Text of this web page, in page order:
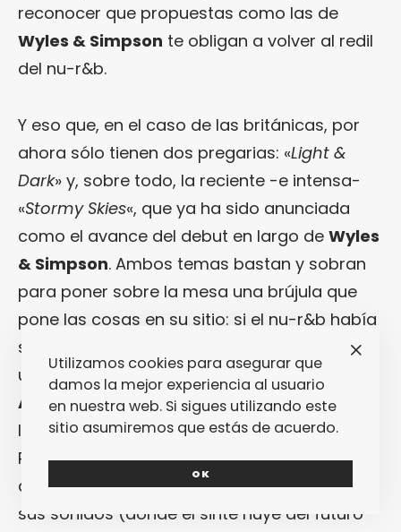
reconocer que propuestas como las de
Wyles & Simpson te obligan a volver al redil
del nu-r&b.
Y eso que, en el caso de las británicas, por
ahora sólo tienen dos pregarias: «Light &
Dark» y, sobre todo, la reciente -e intensa-
«Stormy Skies«, que ya ha sido anunciada
como el avance del debut en largo de Wyles
& Simpson. Ambos temas bastan y sobran
para poner sobre la mesa una brújula que
pone las cosas en su sitio: si el nu-r&b había
sido hasta ahora cosa de acercar el soul a
una sensibilidad blanca como la leche,
Abigail WylesyHolly Simpsonse remiten a
las raíces más negras del género original.
Pese a ser ellas también dos blanquitas de
aspecto elegante y labios bien rojos, tanto
sus sonidos (donde el sinte huye del futuro
Utilizamos cookies para asegurar que
damos la mejor experiencia al usuario
en nuestra web. Si sigues utilizando este
sitio asumiremos que estás de acuerdo.
OK